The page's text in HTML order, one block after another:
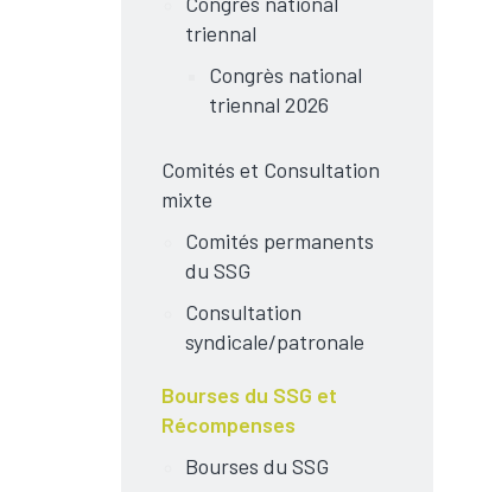
triennal
Congrès national
triennal 2026
Comités et Consultation
mixte
Comités permanents
du SSG
Consultation
syndicale/patronale
Bourses du SSG et
Récompenses
Bourses du SSG